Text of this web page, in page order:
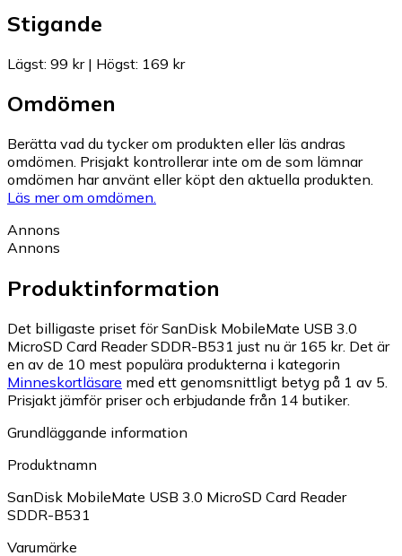
Stigande
Lägst: 99 kr| Högst: 169 kr
Omdömen
Berätta vad du tycker om produkten eller läs andras
omdömen. Prisjakt kontrollerar inte om de som lämnar
omdömen har använt eller köpt den aktuella produkten.
Läs mer om omdömen.
Annons
Annons
Produktinformation
Det billigaste priset för SanDisk MobileMate USB 3.0
MicroSD Card Reader SDDR-B531 just nu är 165 kr. Det är
en av de 10 mest populära produkterna i kategorin
Minneskortläsare med ett genomsnittligt betyg på 1 av 5.
Prisjakt jämför priser och erbjudande från 14 butiker.
Grundläggande information
Produktnamn
SanDisk MobileMate USB 3.0 MicroSD Card Reader
SDDR-B531
Varumärke